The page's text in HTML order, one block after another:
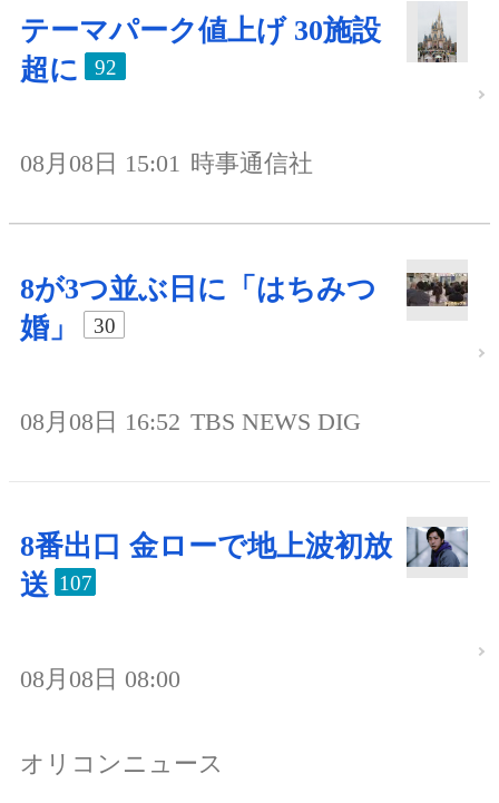
テーマパーク値上げ 30施設
超に
92
08月08日 15:01 時事通信社
8が3つ並ぶ日に「はちみつ
婚」
30
08月08日 16:52 TBS NEWS DIG
8番出口 金ローで地上波初放
送 107
08月08日 08:00
オリコンニュース